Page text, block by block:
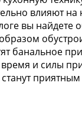
влияют
вы найдете
банальное
и силы